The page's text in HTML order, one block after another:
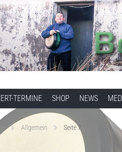
TERMINE SHOP NEWS
Allgemein Seite 7